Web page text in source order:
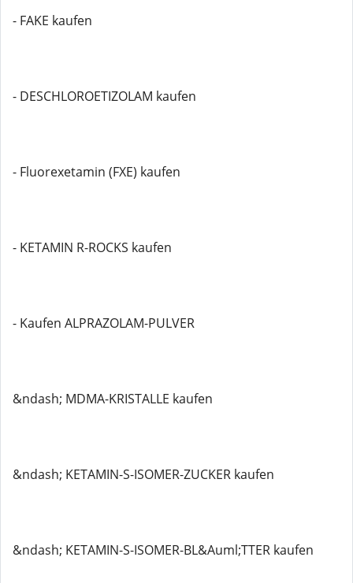
- FAKE kaufen
- DESCHLOROETIZOLAM kaufen
- Fluorexetamin (FXE) kaufen
- KETAMIN R-ROCKS kaufen
- Kaufen ALPRAZOLAM-PULVER
&ndash; MDMA-KRISTALLE kaufen
&ndash; KETAMIN-S-ISOMER-ZUCKER kaufen
&ndash; KETAMIN-S-ISOMER-BL&Auml;TTER kaufen